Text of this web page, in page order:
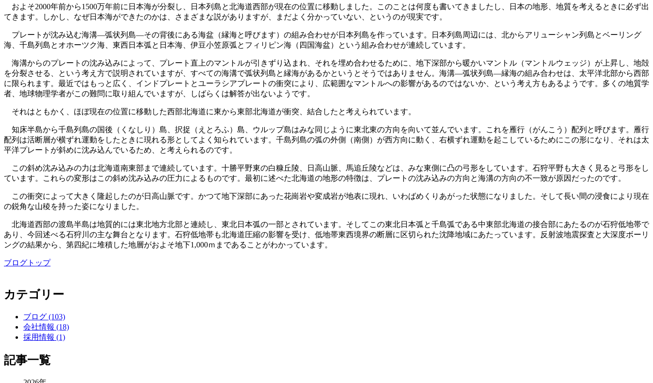
およそ2000年前から1500万年前に日本海が分裂し、日本列島と北海道西部が現在の位置に移動しました。このことは何度も書いてきましたし、日本の地形、地質を考えるときに必ず出
てきます。しかし、なぜ日本海ができたのかは、さまざまな説がありますが、まだよく分かっていない、というのが現実です。
プレートが沈み込む海溝―弧状列島―その背後にある海盆（縁海と呼びます）の組み合わせが日本列島を作っています。日本列島周辺には、北からアリューシャン列島とベーリング
海、千島列島とオホーツク海、東西日本弧と日本海、伊豆小笠原弧とフィリピン海（四国海盆）という組み合わせが連続しています。
海溝からのプレートの沈み込みによって、プレート直上のマントルが引きずり込まれ、それを埋め合わせるために、地下深部から暖かいマントル（マントルウェッジ）が上昇し、地殻
を分裂させる、という考え方で説明されていますが、すべての海溝で弧状列島と縁海があるかというとそうではありません。海溝―弧状列島―縁海の組み合わせは、太平洋北部から西部
に限られます。最近ではもっと広く、インドプレートとユーラシアプレートの衝突により、広範囲なマントルへの影響があるのではないか、という考え方もあるようです。多くの地質学
者、地球物理学者がこの難問に取り組んでいますが、しばらくは解答が出ないようです。
それはともかく、ほぼ現在の位置に移動した西部北海道に東から東部北海道が衝突、結合したと考えられています。
知床半島から千島列島の国後（くなしり）島、択捉（えとろふ）島、ウルップ島はみな同じように東北東の方向を向いて並んでいます。これを雁行（がんこう）配列と呼びます。雁行
配列は活断層が横ずれ運動をしたときに現れる形としてよく知られています。千島列島の弧の外側（南側）が西方向に動く、右横ずれ運動を起こしているためにこの形になり、それは太
平洋プレートが斜めに沈み込んでいるため、と考えられるのです。
この斜め沈み込みの力は北海道南東部まで連続しています。十勝平野東の白糠丘陵、日高山脈、馬追丘陵などは、みな東側に凸の弓形をしています。石狩平野も大きく見ると弓形をし
ています。これらの変形はこの斜め沈み込みの圧力によるものです。最初に述べた北海道の地形の特徴は、プレートの沈み込みの方向と海溝の方向の不一致が原因だったのです。
この衝突によって大きく隆起したのが日高山脈です。かつて地下深部にあった花崗岩や変成岩が地表に現れ、いわばめくりあがった状態になりました。そして長い間の浸食により現在
の鋭角な山稜を持った姿になりました。
北海道西部の渡島半島は地質的には東北地方北部と連続し、東北日本弧の一部とされています。そしてこの東北日本弧と千島弧である中東部北海道の接合部にあたるのが石狩低地帯で
あり、今回述べる石狩川の主な舞台となります。石狩低地帯も北海道圧縮の影響を受け、低地帯東西境界の断層に区切られた沈降地域にあたっています。反射波地震探査と大深度ボーリ
ングの結果から、第四紀に堆積した地層がおよそ地下1,000ｍまであることがわかっています。
ブログトップ
カテゴリー
ブログ (103)
会社情報 (18)
採用情報 (1)
記事一覧